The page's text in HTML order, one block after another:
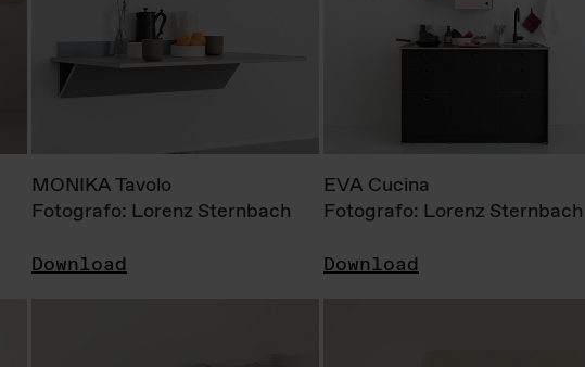
MONIKA Tavolo
Fotografo: Lorenz Sternbach
Download
EVA Cucina
Fotografo: Lorenz Sternbach
Download